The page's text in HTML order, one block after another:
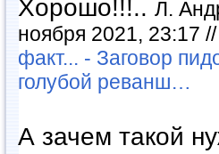
Хорошо!!!.. Л.
ноября 2021, 23:17 //
факт... - Заговор
голубой реванш…
А зачем такой